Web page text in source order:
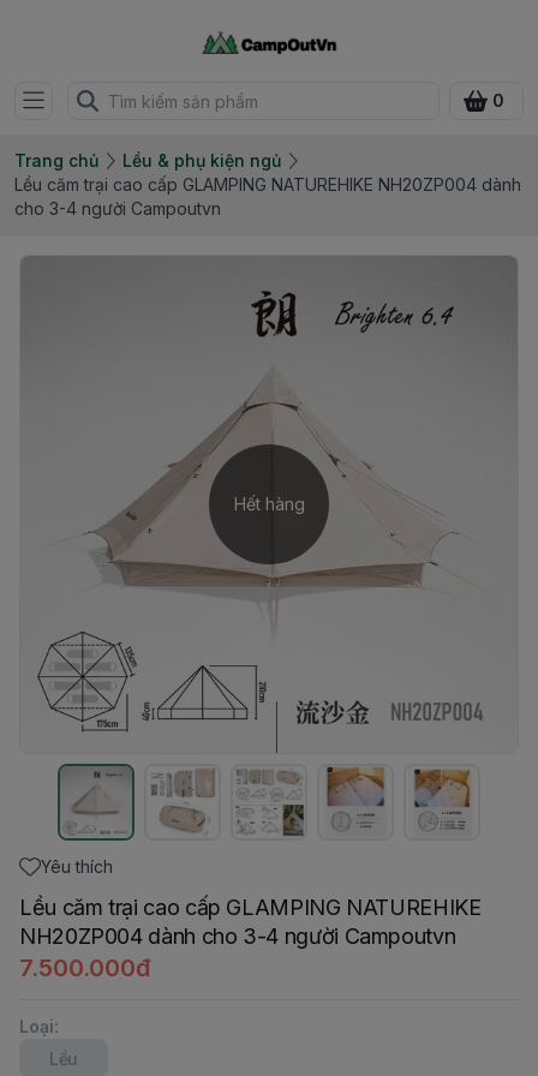
0
Trang chủ
Lều & phụ kiện ngủ
Lều căm trại cao cấp GLAMPING NATUREHIKE NH20ZP004 dành
cho 3-4 người Campoutvn
Hết hàng
Yêu thích
Lều căm trại cao cấp GLAMPING NATUREHIKE
NH20ZP004 dành cho 3-4 người Campoutvn
7.500.000đ
Loại:
Lều